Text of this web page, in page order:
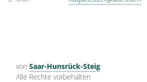
von Saar-Hunsrück-Steig
Alle Rechte vorbehalten